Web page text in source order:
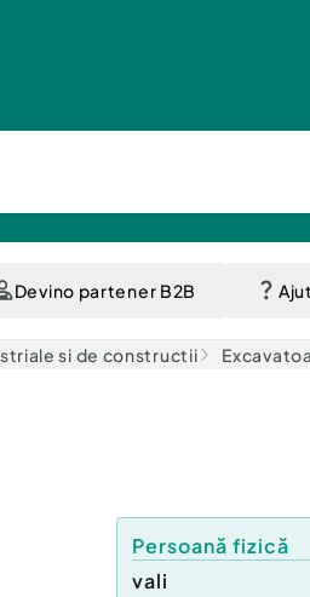
Devino partener B2B
si de constructii
Persoană fizică
vali